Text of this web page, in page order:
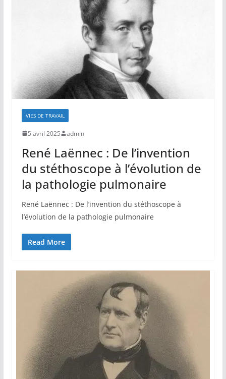
VIES DE TRAVAIL
5 avril 2025 admin
René Laënnec : De l’invention
du stéthoscope à l’évolution de
la pathologie pulmonaire
René Laënnec : De l’invention du stéthoscope à
l’évolution de la pathologie pulmonaire
Read More